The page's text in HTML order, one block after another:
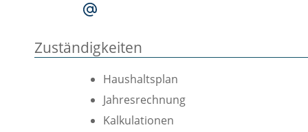
Zuständigkeiten
Haushaltsplan
Jahresrechnung
Kalkulationen